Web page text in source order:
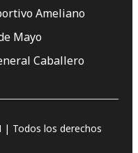
Ameliano
Mayo
Caballero
| Todos los derechos